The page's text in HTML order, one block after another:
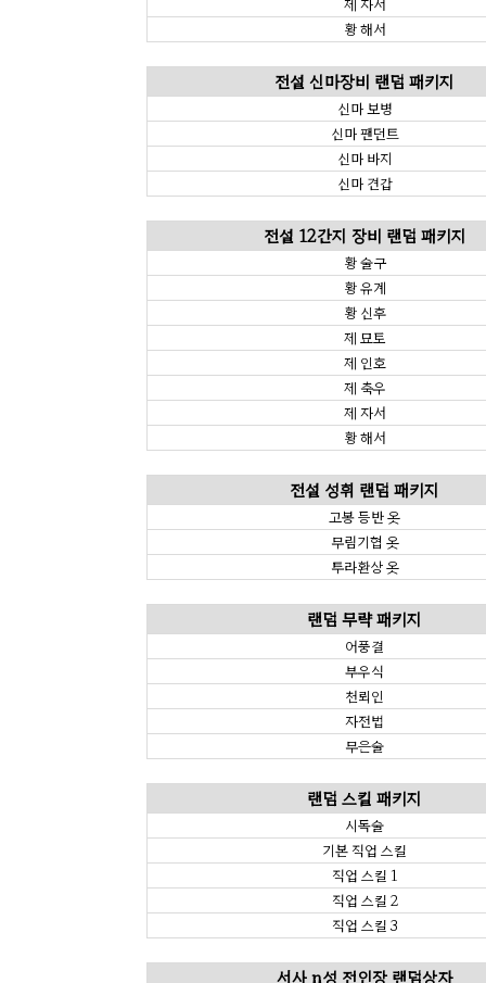
황 해서
전설 신마장비 랜덤 패키지
신마 보병
신마 팬던트
신마 바지
신마 견갑
전설 12간지 장비 랜덤 패키지
황 술구
황 유계
황 신후
제 묘토
제 인호
제 축우
제 자서
황 해서
전설 성휘 랜덤 패키지
고봉 등반 옷
무림기협 옷
투라환상 옷
랜덤 무략 패키지
어풍결
부우식
천뢰인
자전법
무은술
랜덤 스킬 패키지
시독술
기본 직업 스킬
직업 스킬 1
직업 스킬 2
직업 스킬 3
서사 n성 전인장 랜덤상자